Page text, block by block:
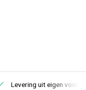
Levering uit eigen